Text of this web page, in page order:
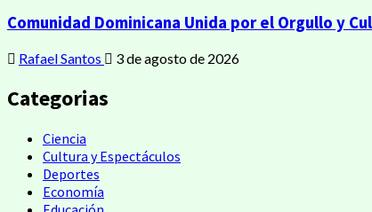
Comunidad Dominicana Unida por el Orgullo y
Rafael Santos 3 de agosto de 2026
Categorias
Ciencia
Cultura y Espectáculos
Deportes
Economía